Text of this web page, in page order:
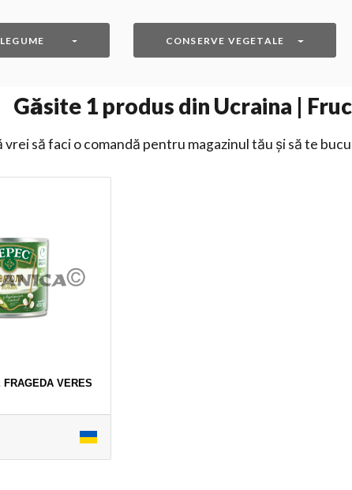
CONSERVE VEGETALE
Găsite 1 produs din Ucraina |
vrei să faci o comandă pentru magazinul tău și să te
FRAGEDA VERES